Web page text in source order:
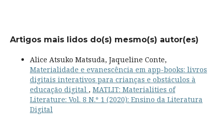
Artigos mais lidos do(s) mesmo(s) autor(es)
Alice Atsuko Matsuda, Jaqueline Conte,
Materialidade e evanescência em app-books: livros
digitais interativos para crianças e obstáculos à
educação digital , MATLIT: Materialities of
Literature: Vol. 8 N.º 1 (2020): Ensino da Literatura
Digital